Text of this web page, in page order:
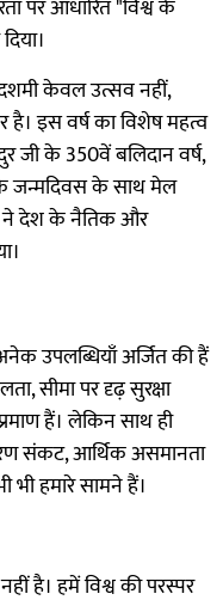
पर आधारित "विश्व के
केवल उत्सव नहीं,
इस वर्ष का विशेष महत्व
जी के 350वें बलिदान वर्ष,
के जन्मदिवस के साथ मेल
ने देश के नैतिक और
उपलब्धियाँ अर्जित की हैं
सीमा पर दृढ़ सुरक्षा
हैं। लेकिन साथ ही
संकट, आर्थिक असमानता
हमारे सामने हैं।
है। हमें विश्व की परस्पर